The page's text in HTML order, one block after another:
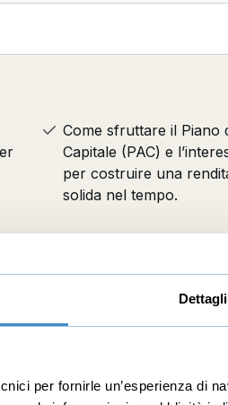
Dettagli
per fornirle un’esperienza di
Come sfruttare il Piano
Capitale (PAC) e
per costruire una
solida nel tempo.
per vivere di rendita e
realistiche per ottenere
obbligazioni e indici di